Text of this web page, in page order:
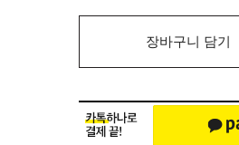
장바구니 담기